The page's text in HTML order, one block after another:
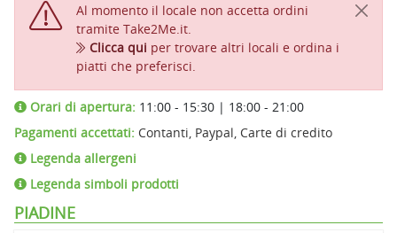
Al momento il locale non accetta ordini
tramite Take2Me.it.
Clicca qui per trovare altri locali e ordina i
piatti che preferisci.
Orari di apertura: 11:00 - 15:30 | 18:00 - 21:00
Pagamenti accettati: Contanti, Paypal, Carte di credito
Legenda allergeni
Legenda simboli prodotti
PIADINE